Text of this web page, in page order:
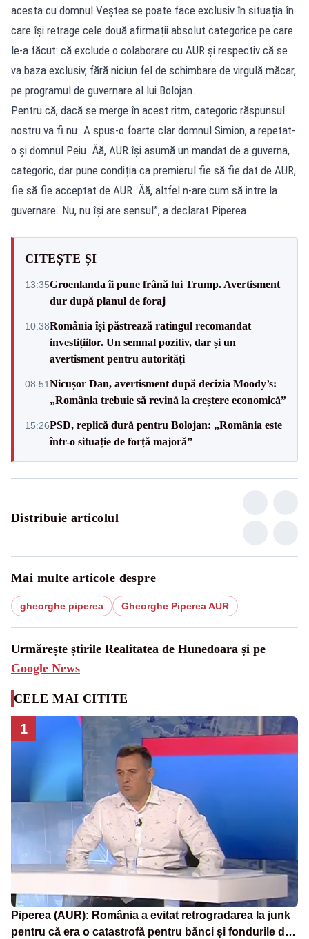
acesta cu domnul Veștea se poate face exclusiv în situația în
care își retrage cele două afirmații absolut categorice pe care
le-a făcut: că exclude o colaborare cu AUR și respectiv că se
va baza exclusiv, fără niciun fel de schimbare de virgulă măcar,
pe programul de guvernare al lui Bolojan.
Pentru că, dacă se merge în acest ritm, categoric răspunsul
nostru va fi nu. A spus-o foarte clar domnul Simion, a repetat-
o și domnul Peiu. Ăă, AUR își asumă un mandat de a guverna,
categoric, dar pune condiția ca premierul fie să fie dat de AUR,
fie să fie acceptat de AUR. Ăă, altfel n-are cum să intre la
guvernare. Nu, nu își are sensul”, a declarat Piperea.
CITEȘTE ȘI
13:35Groenlanda îi pune frână lui Trump. Avertisment
dur după planul de foraj
10:38România își păstrează ratingul recomandat
investițiilor. Un semnal pozitiv, dar și un
avertisment pentru autorități
08:51Nicușor Dan, avertisment după decizia Moody’s:
„România trebuie să revină la creștere economică”
15:26PSD, replică dură pentru Bolojan: „România este
într-o situație de forță majoră”
Distribuie articolul
Mai multe articole despre
gheorghe piperea Gheorghe Piperea AUR
Urmărește știrile Realitatea de Hunedoara și pe
Google News
CELE MAI CITITE
1
Piperea (AUR): România a evitat retrogradarea la junk
pentru că era o catastrofă pentru bănci și fondurile de